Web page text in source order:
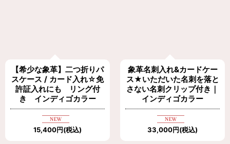
【希少な象革】二つ折りパ
スケース / カード入れ☆免
許証入れにも リング付
き インディゴカラー
15,400円(税込)
象革名刺入れ&カードケー
ス★いただいた名刺を落と
さない名刺クリップ付き｜
インディゴカラー
33,000円(税込)